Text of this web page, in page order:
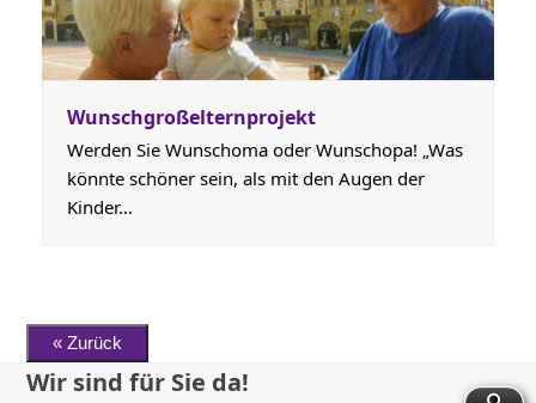
Wunschgroßelternprojekt
Werden Sie Wunschoma oder Wunschopa! „Was
könnte schöner sein, als mit den Augen der
Kinder…
Wir sind für Sie da!